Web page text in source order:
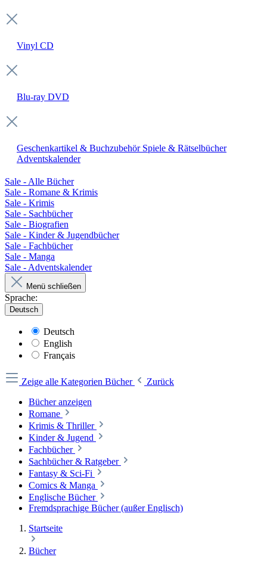
Vinyl CD
Blu-ray DVD
Geschenkartikel & Buchzubehör Spiele & Rätselbücher
Adventskalender
Sale - Alle Bücher
Sale - Romane & Krimis
Sale - Krimis
Sale - Sachbücher
Sale - Biografien
Sale - Kinder & Jugendbücher
Sale - Fachbücher
Sale - Manga
Sale - Adventskalender
Menü schließen
Sprache:
Deutsch
Deutsch
English
Français
Zeige alle Kategorien Bücher
Zurück
Bücher anzeigen
Romane
Krimis & Thriller
Kinder & Jugend
Fachbücher
Sachbücher & Ratgeber
Fantasy & Sci-Fi
Comics & Manga
Englische Bücher
Fremdsprachige Bücher (außer Englisch)
Startseite
Bücher